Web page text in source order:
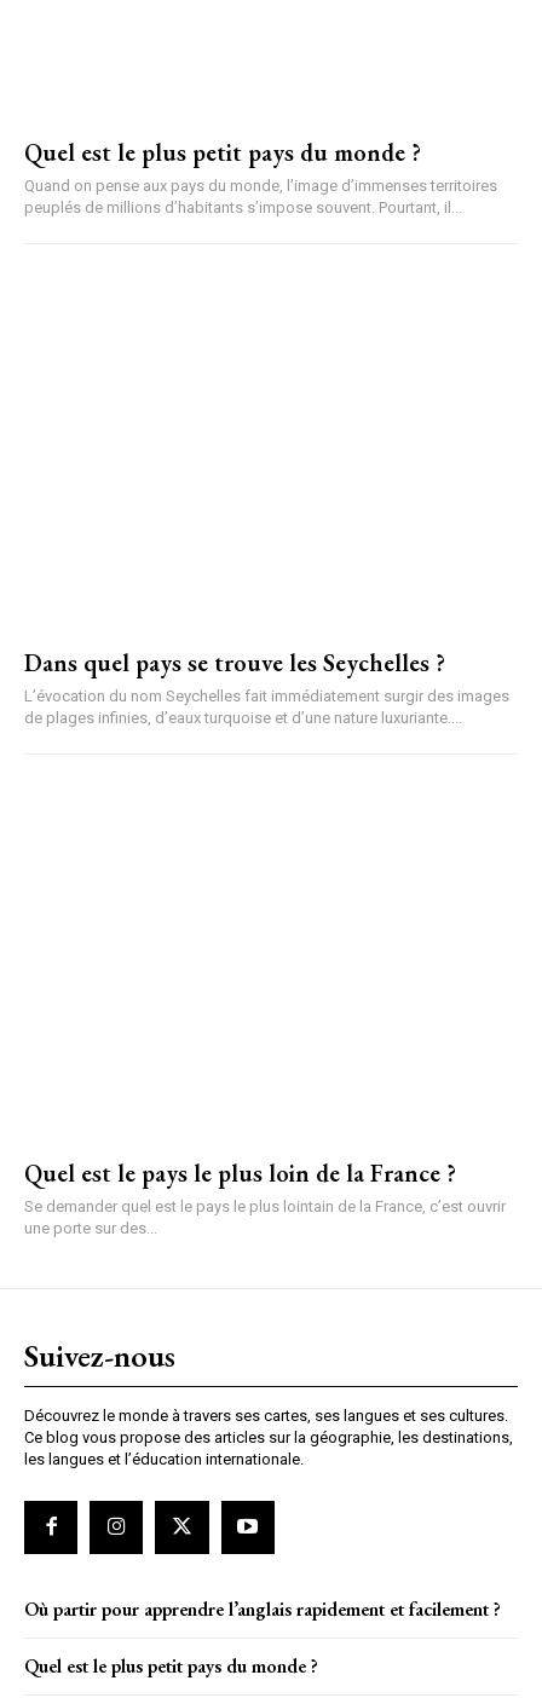
Quel est le plus petit pays du monde ?
Quand on pense aux pays du monde, l’image d’immenses territoires
peuplés de millions d’habitants s’impose souvent. Pourtant, il...
Dans quel pays se trouve les Seychelles ?
L’évocation du nom Seychelles fait immédiatement surgir des images
de plages infinies, d’eaux turquoise et d’une nature luxuriante....
Quel est le pays le plus loin de la France ?
Se demander quel est le pays le plus lointain de la France, c’est ouvrir
une porte sur des...
Suivez-nous
Découvrez le monde à travers ses cartes, ses langues et ses cultures.
Ce blog vous propose des articles sur la géographie, les destinations,
les langues et l’éducation internationale.
Où partir pour apprendre l’anglais rapidement et facilement ?
Quel est le plus petit pays du monde ?